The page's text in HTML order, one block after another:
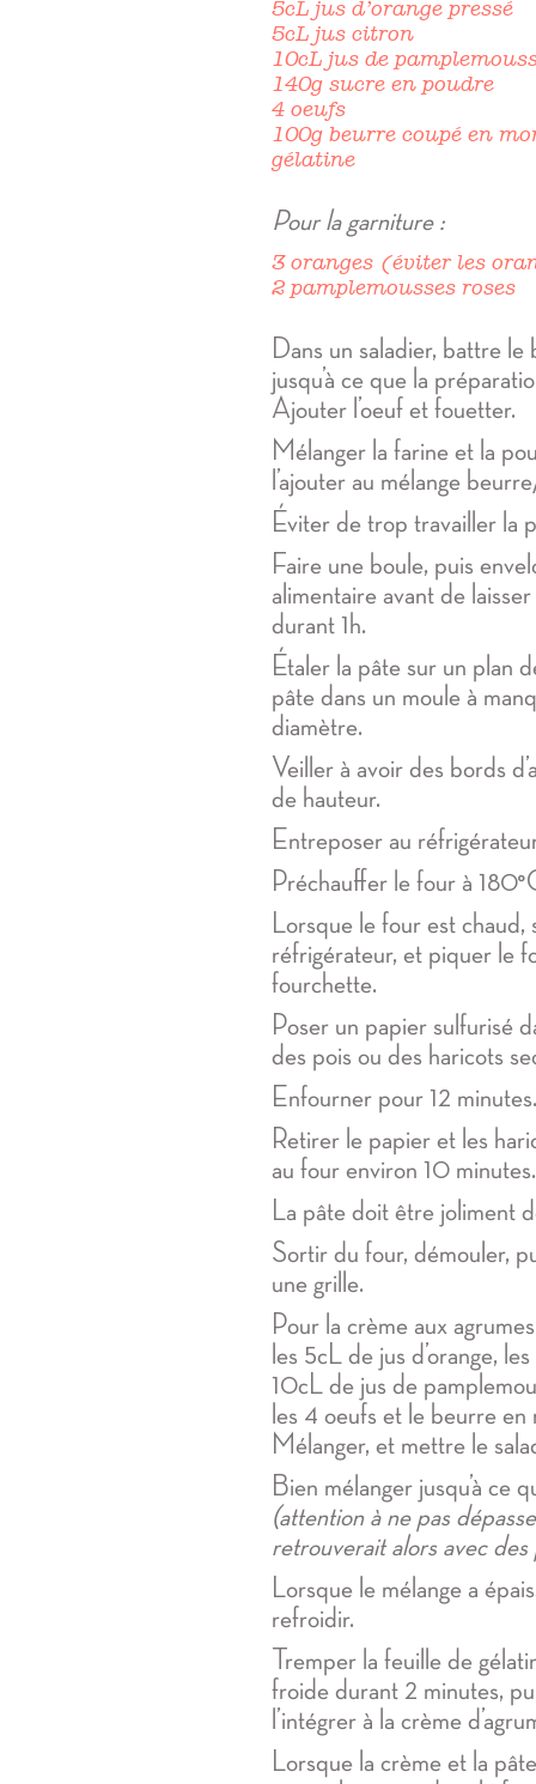
5cL jus d’orange pressé
5cL jus citron
10cL jus de
140g sucre en poudre
4 oeufs
100g beurre coupé en
gélatine
Pour la garniture :
3 oranges (éviter les
2 pamplemousses roses
Dans un saladier, battre
jusqu’à ce que la
Ajouter l’oeuf et fouetter.
Mélanger la farine et la
l’ajouter au mélange
Éviter de trop travailler la
Faire une boule, puis
alimentaire avant de
durant 1h.
Étaler la pâte sur un plan
pâte dans un moule à
diamètre.
Veiller à avoir des bords
de hauteur.
Entreposer au
Préchauffer le four à
Lorsque le four est chaud,
réfrigérateur, et piquer le
fourchette.
Poser un papier sulfurisé
des pois ou des haricots
Enfourner pour 12 minutes.
Retirer le papier et les
au four environ 10 minutes.
La pâte doit être joliment
Sortir du four, démouler,
une grille.
Pour la crème aux
les 5cL de jus d’orange,
10cL de jus de
les 4 oeufs et le beurre en
Mélanger, et mettre le
Bien mélanger jusqu’à ce
(attention à ne pas
retrouverait alors avec
Lorsque le mélange a
refroidir.
Tremper la feuille de
froide durant 2 minutes,
l’intégrer à la crème
Lorsque la crème et la